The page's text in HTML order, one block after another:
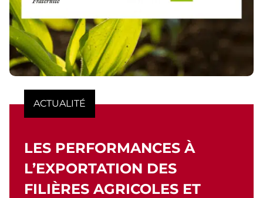
ACTUALITÉ
LES PERFORMANCES À
L’EXPORTATION DES
FILIÈRES AGRICOLES ET